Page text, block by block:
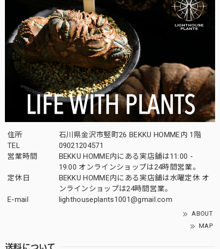
住所
石川県金沢市竪町26 BEKKU HOMME内 1階
TEL
09021204571
営業時間
BEKKU HOMME内にある実店舗は11:00 -
19:00 オンラインショップは24時間営業。
定休日
BEKKU HOMME内にある実店舗は水曜定休 オ
ンラインショップは24時間営業。
E-mail
lighthouseplants1001@gmail.com
ABOUT
MAP
送料について